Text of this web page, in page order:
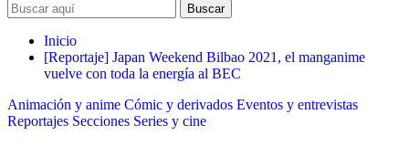
Buscar
Inicio
[Reportaje] Japan Weekend Bilbao 2021, el manganime
vuelve con toda la energía al BEC
Animación y anime Cómic y derivados Eventos y entrevistas
Reportajes Secciones Series y cine